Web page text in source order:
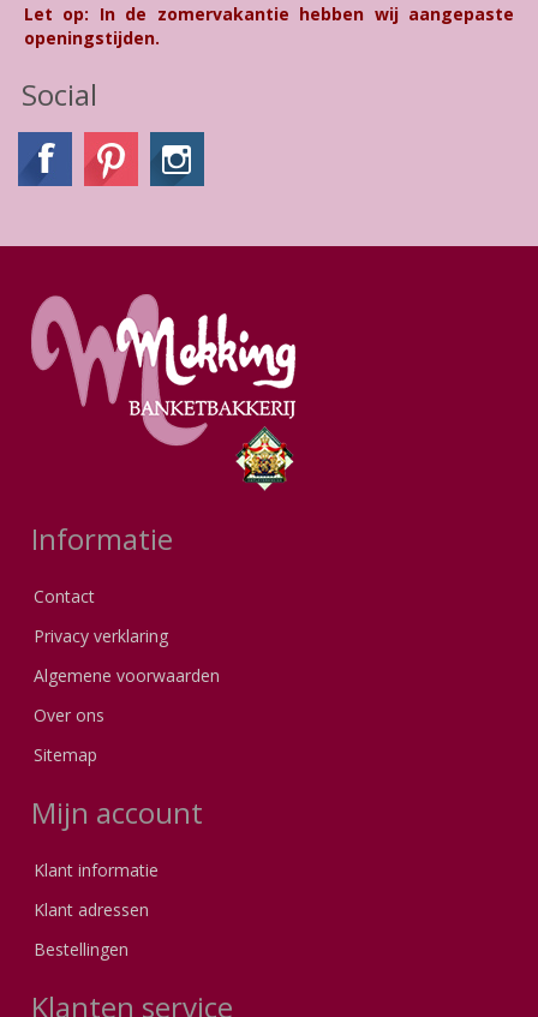
Let op: In de zomervakantie hebben wij aangepaste
openingstijden.
Social
Informatie
Contact
Privacy verklaring
Algemene voorwaarden
Over ons
Sitemap
Mijn account
Klant informatie
Klant adressen
Bestellingen
Klanten service